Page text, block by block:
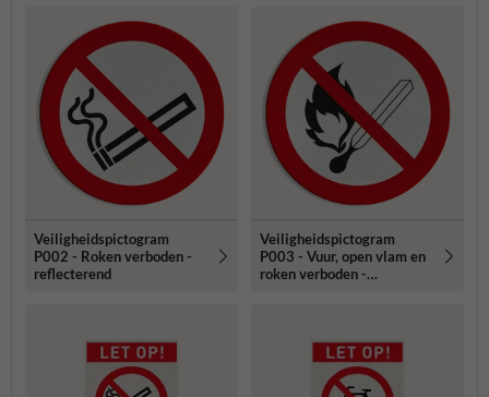
Veiligheidspictogram
P002 - Roken verboden -
reflecterend
Veiligheidspictogram
P003 - Vuur, open vlam en
roken verboden -